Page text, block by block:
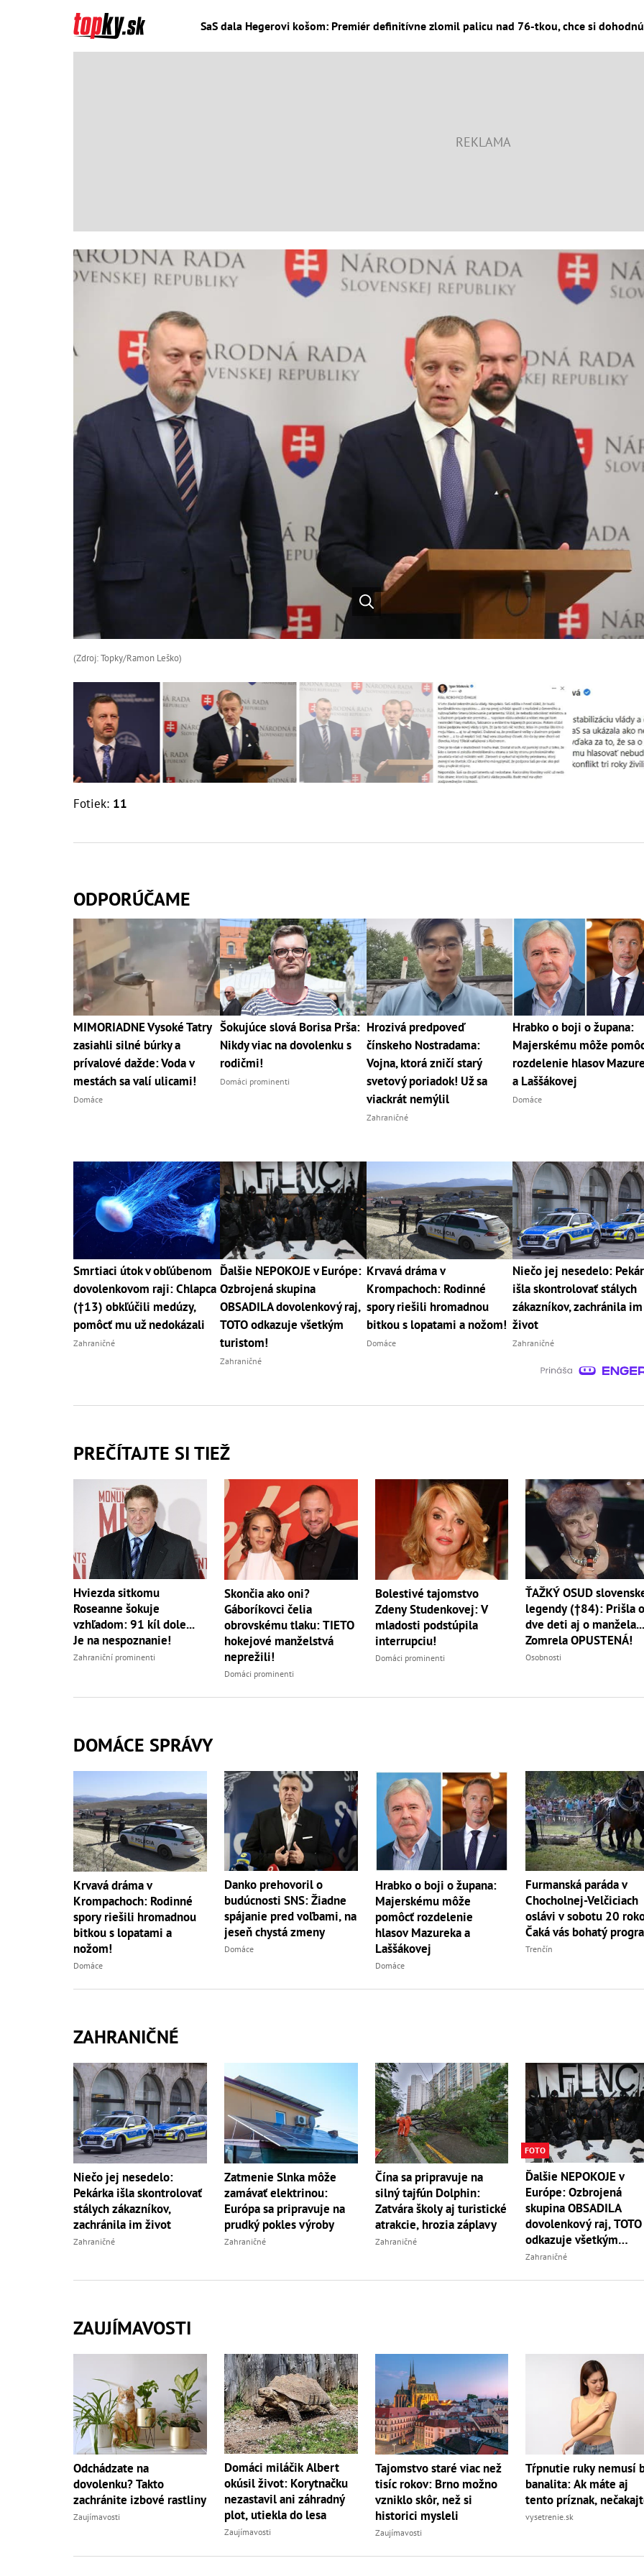
SaS dala Hegerovi košom: Premiér definitívne zlomil palicu nad 76-tkou, chce si
(Zdroj: Topky/Ramon Leško)
Fotiek: 11
ODPORÚČAME
MIMORIADNE Vysoké Tatry
zasiahli silné búrky a
prívalové dažde: Voda v
mestách sa valí ulicami!
Domáce
Šokujúce slová Borisa Prša:
Nikdy viac na dovolenku s
rodičmi!
Domáci prominenti
Hrozivá predpoveď
čínskeho Nostradama:
Vojna, ktorá zničí starý
svetový poriadok! Už sa
viackrát nemýlil
Zahraničné
Hrabko o boji o župana:
Majerskému môže
rozdelenie hlasov
a Laššákovej
Domáce
Smrtiaci útok v obľúbenom
dovolenkovom raji: Chlapca
(†13) obkľúčili medúzy,
pomôcť mu už nedokázali
Zahraničné
Ďalšie NEPOKOJE v Európe:
Ozbrojená skupina
OBSADILA dovolenkový raj,
TOTO odkazuje všetkým
turistom!
Zahraničné
Krvavá dráma v
Krompachoch: Rodinné
spory riešili hromadnou
bitkou s lopatami a nožom!
Domáce
Niečo jej nesedelo:
išla skontrolovať stálych
zákazníkov, zachránila im
život
Zahraničné
PREČÍTAJTE SI TIEŽ
Hviezda sitkomu
Roseanne šokuje
vzhľadom: 91 kíl dole...
Je na nespoznanie!
Zahraniční prominenti
Skončia ako oni?
Gáboríkovci čelia
obrovskému tlaku: TIETO
hokejové manželstvá
neprežili!
Domáci prominenti
Bolestivé tajomstvo
Zdeny Studenkovej: V
mladosti podstúpila
interrupciu!
Domáci prominenti
ŤAŽKÝ OSUD
legendy (†84): Prišla
dve deti aj o
Zomrela OPUSTENÁ!
Osobnosti
DOMÁCE SPRÁVY
Krvavá dráma v
Krompachoch: Rodinné
spory riešili hromadnou
bitkou s lopatami a
nožom!
Domáce
Danko prehovoril o
budúcnosti SNS: Žiadne
spájanie pred voľbami, na
jeseň chystá zmeny
Domáce
Hrabko o boji o župana:
Majerskému môže
pomôcť rozdelenie
hlasov Mazureka a
Laššákovej
Domáce
Furmanská paráda v
Chocholnej-Velčiciach
oslávi v sobotu 20
Čaká vás bohatý
Trenčín
ZAHRANIČNÉ
Niečo jej nesedelo:
Pekárka išla skontrolovať
stálych zákazníkov,
zachránila im život
Zahraničné
Zatmenie Slnka môže
zamávať elektrinou:
Európa sa pripravuje na
prudký pokles výroby
Zahraničné
Čína sa pripravuje na
silný tajfún Dolphin:
Zatvára školy aj turistické
atrakcie, hrozia záplavy
Zahraničné
FOTO
Ďalšie NEPOKOJE v
Európe: Ozbrojená
skupina OBSADILA
dovolenkový raj, TOTO
odkazuje všetkým
turistom!
Zahraničné
ZAUJÍMAVOSTI
Odchádzate na
dovolenku? Takto
zachránite izbové rastliny
Zaujímavosti
Domáci miláčik Albert
okúsil život: Korytnačku
nezastavil ani záhradný
plot, utiekla do lesa
Zaujímavosti
Tajomstvo staré viac než
tisíc rokov: Brno možno
vzniklo skôr, než si
historici mysleli
Zaujímavosti
Tŕpnutie ruky nemusí
banalita: Ak máte aj
tento príznak,
vysetrenie.sk